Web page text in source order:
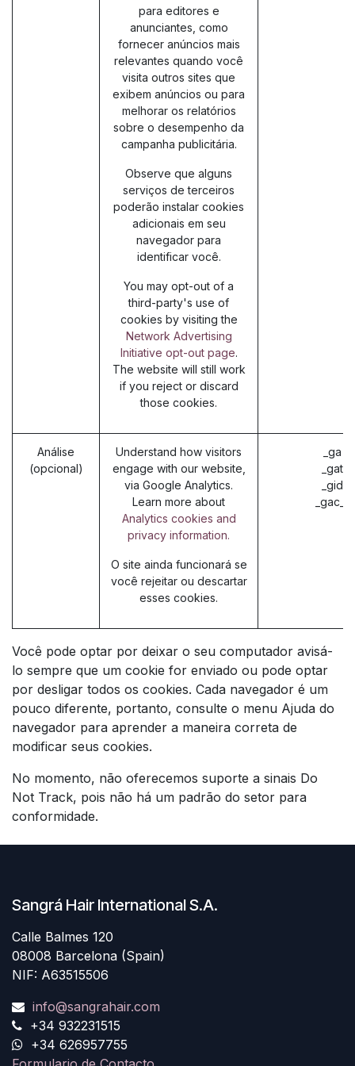
para editores e
anunciantes, como
fornecer anúncios mais
relevantes quando você
visita outros sites que
exibem anúncios ou para
melhorar os relatórios
sobre o desempenho da
campanha publicitária.
Observe que alguns
serviços de terceiros
poderão instalar cookies
adicionais em seu
navegador para
identificar você.
You may opt-out of a
third-party's use of
cookies by visiting the
Network Advertising
Initiative opt-out page.
The website will still work
if you reject or discard
those cookies.
Análise
(opcional)
Understand how visitors
engage with our website,
via Google Analytics.
Learn more about
Analytics cookies and
privacy information.
O site ainda funcionará se
você rejeitar ou descartar
esses cookies.
_ga
_gat
_gid
Você pode optar por deixar o seu computador avisá-
lo sempre que um cookie for enviado ou pode optar
por desligar todos os cookies. Cada navegador é um
pouco diferente, portanto, consulte o menu Ajuda do
navegador para aprender a maneira correta de
modificar seus cookies.
No momento, não oferecemos suporte a sinais Do
Not Track, pois não há um padrão do setor para
conformidade.
Sangrá Hair International S.A.
Calle Balmes 120
08008 Barcelona (Spain)
NIF: A63515506
info@sangrahair.com
+34 932231515
+34 626957755